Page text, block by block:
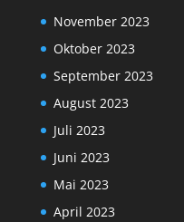
November 2023
Oktober 2023
September 2023
August 2023
Juli 2023
Juni 2023
Mai 2023
April 2023